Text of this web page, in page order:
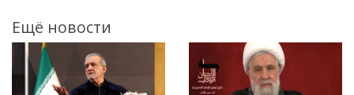
Ещё новости